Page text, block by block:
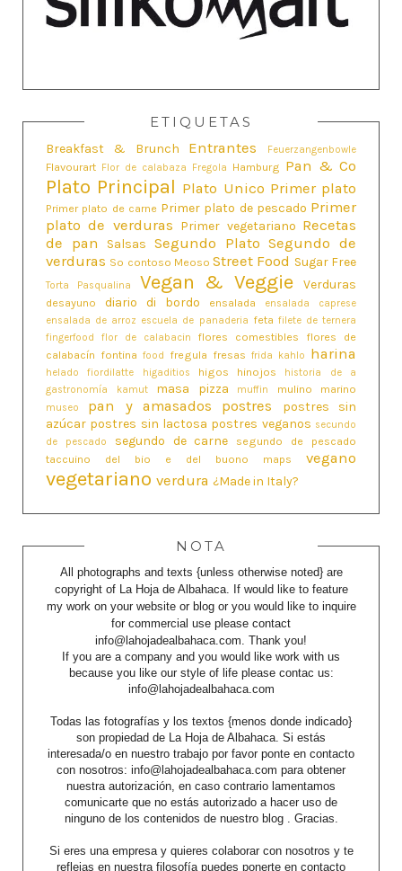
ETIQUETAS
Breakfast & Brunch Entrantes Feuerzangenbowle
Flavourart Flor de calabaza Fregola Hamburg Pan & Co
Plato Principal Plato Unico Primer plato
Primer plato de carne Primer plato de pescado Primer
plato de verduras Primer vegetariano Recetas
de pan
Salsas Segundo Plato Segundo de
verduras So contoso Meoso Street Food Sugar Free
Torta Pasqualina Vegan & Veggie Verduras
desayuno diario di bordo ensalada
ensalada caprese
ensalada de arroz escuela de panaderia feta filete de ternera
fingerfood
flor de calabacin flores comestibles
flores de
calabacín fontina food fregula fresas frida kahlo harina
helado fiordilatte higaditios higos hinojos
historia de a
gastronomía
kamut masa pizza muffin mulino marino
museo pan y amasados postres
postres sin
azúcar postres sin lactosa postres veganos secundo
de pescado
segundo de carne
segundo de pescado
taccuino del bio e del buono maps
vegano
vegetariano verdura ¿Made in Italy?
NOTA
All photographs and texts {unless otherwise noted} are
copyright of La Hoja de Albahaca. If would like to feature
my work on your website or blog or you would like to inquire
for commercial use please contact
info@lahojadealbahaca.com. Thank you!
If you are a company and you would like work with us
because you like our style of life please contac us:
info@lahojadealbahaca.com
Todas las fotografías y los textos {menos donde indicado}
son propiedad de La Hoja de Albahaca. Si estás
interesada/o en nuestro trabajo por favor ponte en contacto
con nosotros: info@lahojadealbahaca.com para obtener
nuestra autorización, en caso contrario lamentamos
comunicarte que no estás autorizado a hacer uso de
ninguno de los contenidos de nuestro blog . Gracias.
Si eres una empresa y quieres colaborar con nosotros y te
reflejas en nuestra filosofía puedes ponerte en contacto